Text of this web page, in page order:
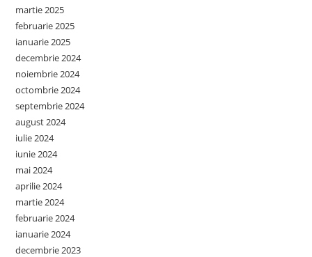
martie 2025
februarie 2025
ianuarie 2025
decembrie 2024
noiembrie 2024
octombrie 2024
septembrie 2024
august 2024
iulie 2024
iunie 2024
mai 2024
aprilie 2024
martie 2024
februarie 2024
ianuarie 2024
decembrie 2023